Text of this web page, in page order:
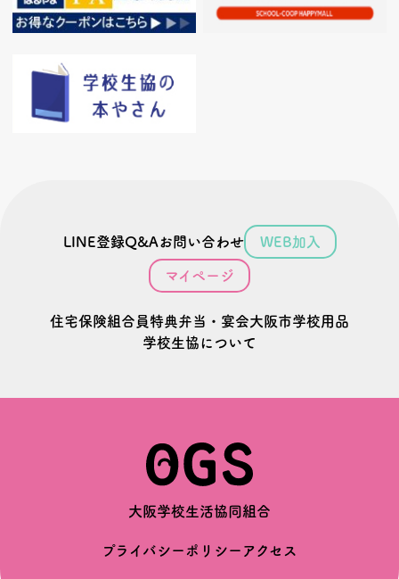
LINE登録Q&Aお問い合わせ WEB加入
マイページ
住宅保険組合員特典弁当・宴会大阪市学校用品
学校生協について
大阪学校生活協同組合
プライバシーポリシー アクセス